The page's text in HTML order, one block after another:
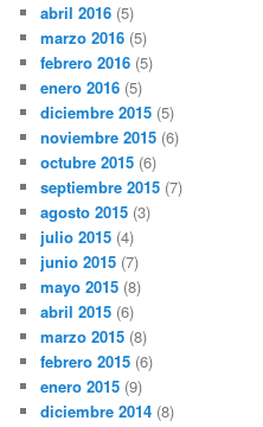
abril 2016 (5)
marzo 2016 (5)
febrero 2016 (5)
enero 2016 (5)
diciembre 2015 (5)
noviembre 2015 (6)
octubre 2015 (6)
septiembre 2015 (7)
agosto 2015 (3)
julio 2015 (4)
junio 2015 (7)
mayo 2015 (8)
abril 2015 (6)
marzo 2015 (8)
febrero 2015 (6)
enero 2015 (9)
diciembre 2014 (8)